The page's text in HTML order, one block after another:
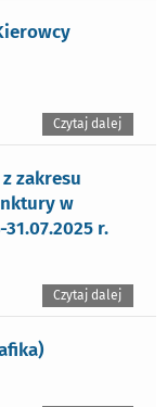
Czytaj dalej
zakresu
w
r.
Czytaj dalej